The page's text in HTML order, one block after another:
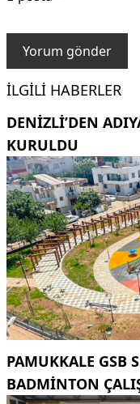
İLGILI HABERLER
DENIZLI’DEN
KURULDU
PAMUKKALE GSB
BADMINTON